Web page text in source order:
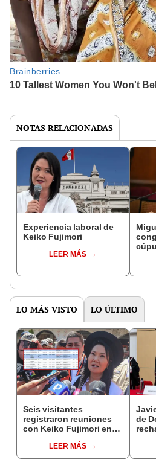
NOTAS RELACIONADAS
Experiencia laboral de
Keiko Fujimori
LEER MÁS
del
LO MÁS VISTO LO ÚLTIMO
Seis visitantes
registraron reuniones
con Keiko Fujimori en
presidenta se
encontraba en Junín
LEER MÁS
de